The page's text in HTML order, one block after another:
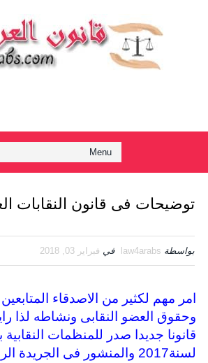
توضيحات فى قانون النقابات
بواسطة law4arabs في فبراير 03, 2018
امر مهم لكثير من الاصدقاء
وحقوق العضو النقابى ونشاطه لذا